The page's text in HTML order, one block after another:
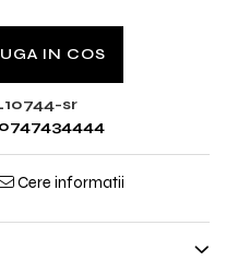
IN COS
sr
Cere informatii